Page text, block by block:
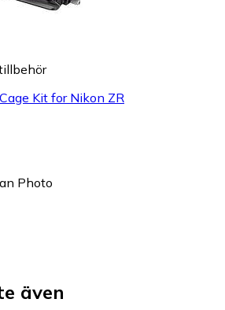
Kit for Nikon ZR
Photo
även